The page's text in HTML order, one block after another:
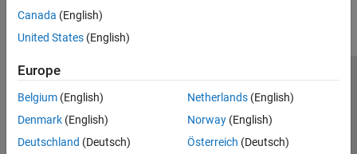
Canada (English)
United States (English)
Europe
Belgium (English)
Denmark (English)
Deutschland (Deutsch)
Netherlands(English)
Norway(English)
Österreich (Deutsch)
Lutte anti-piratage
Contacts locaux
© 1994-2026 The MathWorks, Inc.